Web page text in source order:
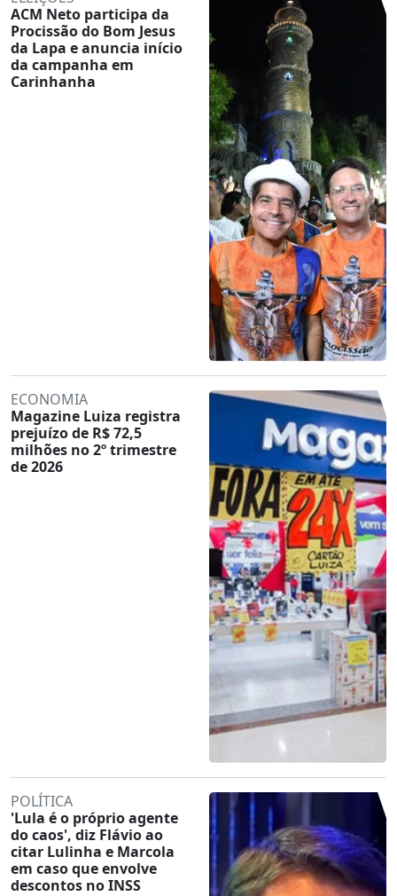
ACM Neto participa da
Procissão do Bom Jesus
da Lapa e anuncia início
da campanha em
Carinhanha
ECONOMIA
Magazine Luiza registra
prejuízo de R$ 72,5
milhões no 2º trimestre
de 2026
POLÍTICA
'Lula é o próprio agente
do caos', diz Flávio ao
citar Lulinha e Marcola
em caso que envolve
descontos no INSS